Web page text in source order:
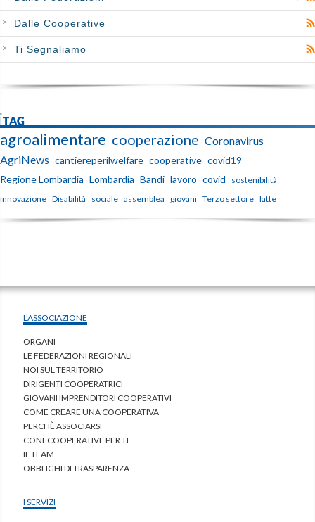
Dalle Cooperative
Ti Segnaliamo
iTAG
agroalimentare cooperazione Coronavirus
AgriNews cantiereperilwelfare cooperative covid19
Regione Lombardia Lombardia Bandi lavoro covid
sostenibilità
innovazione Disabilità sociale assemblea giovani Terzo settore latte
L'ASSOCIAZIONE
ORGANI
LE FEDERAZIONI REGIONALI
NOI SUL TERRITORIO
DIRIGENTI COOPERATRICI
GIOVANI IMPRENDITORI COOPERATIVI
COME CREARE UNA COOPERATIVA
PERCHÈ ASSOCIARSI
CONFCOOPERATIVE PER TE
IL TEAM
OBBLIGHI DI TRASPARENZA
I SERVIZI